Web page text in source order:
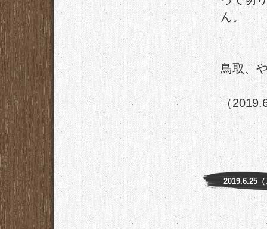
ん。
鳥取、
（
2019.6.25（